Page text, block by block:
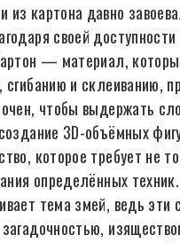
картона давно
своей доступности
— материал,
сгибанию и склеиванию,
чтобы выдержать
3D-объёмных
которое требует не
определённых
тема змей, ведь эти